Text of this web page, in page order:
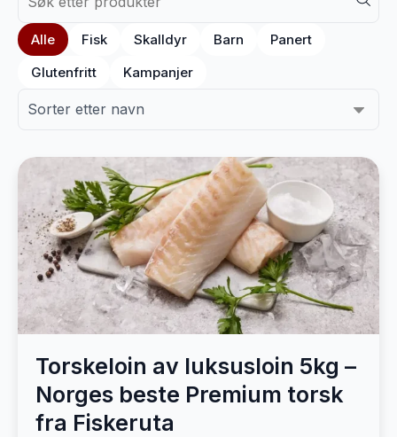
Alle Fisk Skalldyr Barn
Panert
Glutenfritt
Kampanjer
Torskeloin av luksusloin 5kg –
Norges beste Premium torsk
fra Fiskeruta